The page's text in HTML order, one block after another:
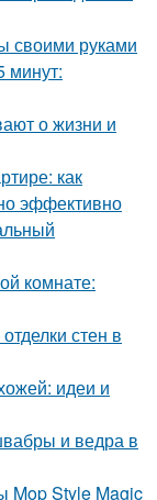
своими руками
минут:
о жизни и
как
эффективно
комнате:
стен в
идеи и
и ведра в
Mop Style Magic